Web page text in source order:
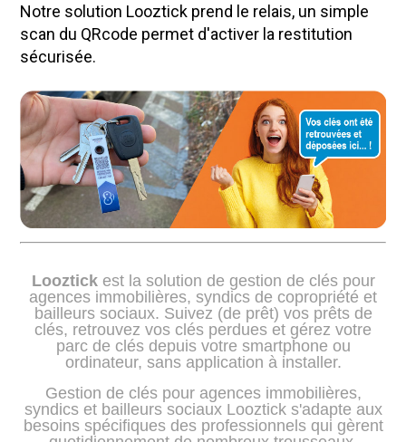
Notre solution Looztick prend le relais, un simple
scan du QRcode permet d'activer la restitution
sécurisée.
Looztickest la solution de gestion de clés pour
agences immobilières, syndics de copropriété et
bailleurs sociaux. Suivez (de prêt) vos prêts de
clés, retrouvez vos clés perdues et gérez votre
parc de clés depuis votre smartphone ou
ordinateur, sans application à installer.
Gestion de clés pour agences immobilières,
syndics et bailleurs sociaux Looztick s'adapte aux
besoins spécifiques des professionnels qui gèrent